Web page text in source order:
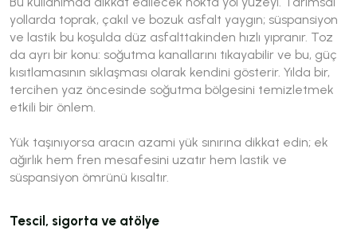
yollarda toprak, çakıl ve bozuk asfalt yaygın; süspansiyon
ve lastik bu koşulda düz asfalttakinden hızlı yıpranır. Toz
da ayrı bir konu: soğutma kanallarını tıkayabilir ve bu, güç
kısıtlamasının sıklaşması olarak kendini gösterir. Yılda bir,
tercihen yaz öncesinde soğutma bölgesini temizletmek
etkili bir önlem.
Yük taşınıyorsa aracın azami yük sınırına dikkat edin; ek
ağırlık hem fren mesafesini uzatır hem lastik ve
süspansiyon ömrünü kısaltır.
Tescil, sigorta ve atölye